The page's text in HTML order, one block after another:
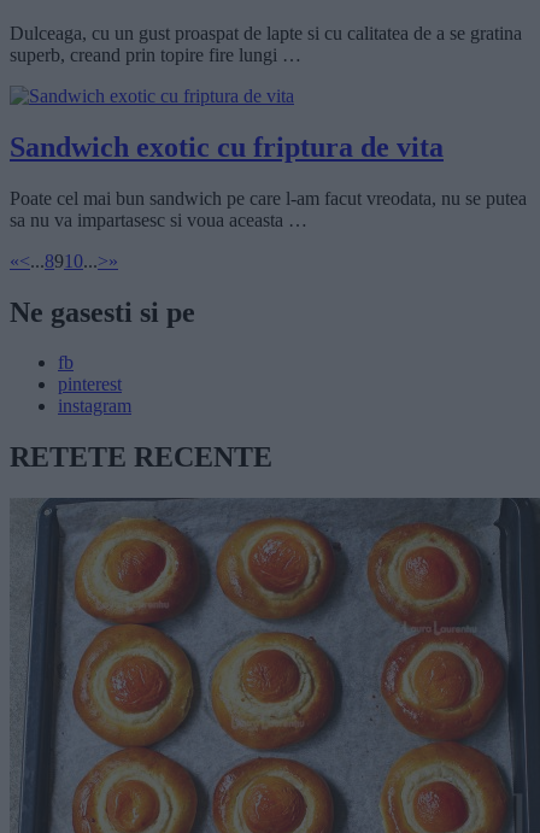
Dulceaga, cu un gust proaspat de lapte si cu calitatea de a se gratina
superb, creand prin topire fire lungi …
Sandwich exotic cu friptura de vita
Poate cel mai bun sandwich pe care l-am facut vreodata, nu se putea
sa nu va impartasesc si voua aceasta …
«<...8910...>»
Ne gasesti si pe
fb
pinterest
instagram
RETETE RECENTE